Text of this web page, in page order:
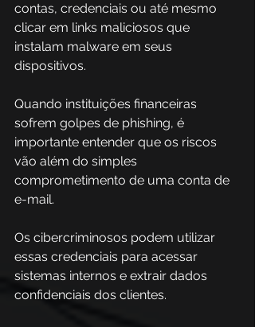
contas, credenciais ou até mesmo
clicar em links maliciosos que
instalam malware em seus
dispositivos.
Quando instituições financeiras
sofrem golpes de phishing, é
importante entender que os riscos
vão além do simples
comprometimento de uma conta de
e-mail.
Os cibercriminosos podem utilizar
essas credenciais para acessar
sistemas internos e extrair dados
confidenciais dos clientes.